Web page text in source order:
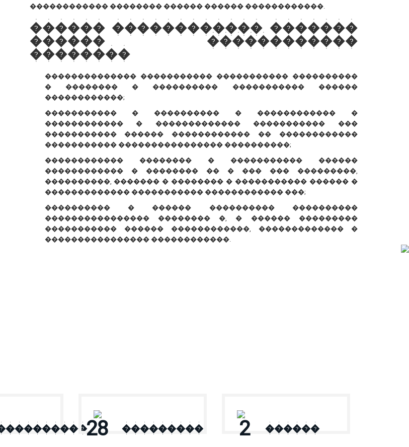
������������ �������� ������ ������ ������������.
������ ������������ �������
������ ������������
��������
�������������� ����������� ����������� ����������
� �������� � ���������� ����������� ������
������������;
����������� � ���������� � ������������ �
������������ � ������������� ����������� ���
����������� ������ ������������ �� ������������
����������� ���������������� ����������;
������������ �������� � ����������� ������
������������ � �������� �� � ��� ��� ���������,
����������, ������� � �������� � ����������� ������ �
������������� ����������� ������������ ���;
���������� � ������ ���������� ����������
���������������� �������� �, � ������ ���������
����������� ������ ������������, ������������� �
���������������� ������������.
28 ��������� 2 ������